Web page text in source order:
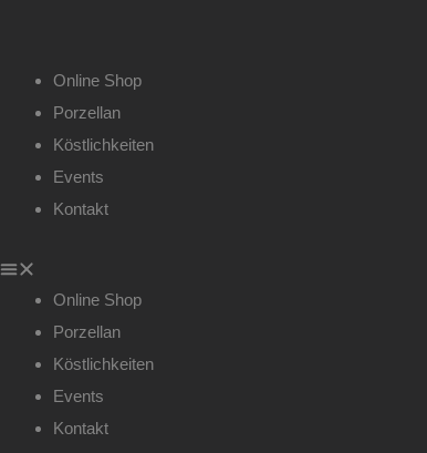
Online Shop
Porzellan
Köstlichkeiten
Events
Kontakt
Menü
Online Shop
Porzellan
Köstlichkeiten
Events
Kontakt